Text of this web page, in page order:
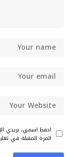
احفظ اسمي، بريدي
المرة المقبلة في